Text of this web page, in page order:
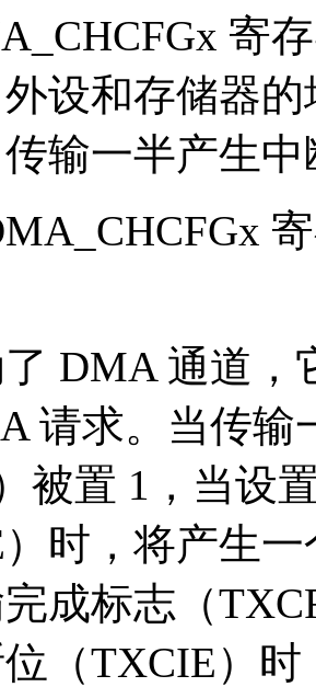
寄
设和存储器
输一半产生
DMA 通道，
请求。当传输
被置 1，当设
）时，将产生
成标志（
（TXCIE）